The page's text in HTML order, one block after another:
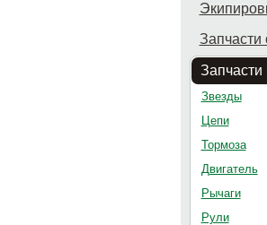
Запчасти
Звезды
Цепи
Тормоза
Двигатель
Рычаги
Рули